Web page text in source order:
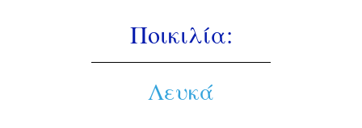
Ποικιλία:
Λευκά